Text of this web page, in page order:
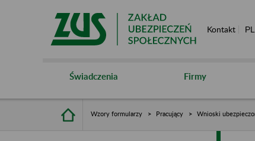
Kontakt
Świadczenia Firmy
Wzory formularzy Pracujący Wnioski